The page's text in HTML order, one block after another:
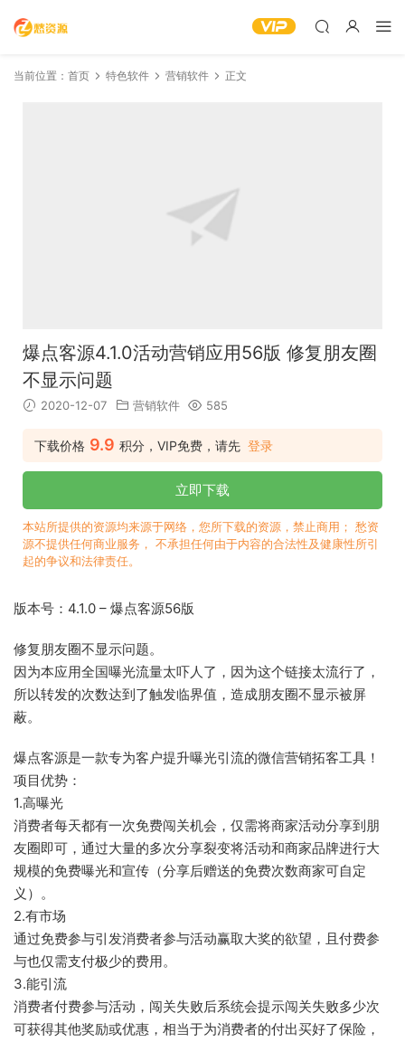
当前位置： 首页 特色软件 营销软件 正文
爆点客源4.1.0活动营销应用56版 修复朋友圈
不显示问题
2020-12-07 营销软件 585
下载价格 9.9 积分，VIP免费，请先 登录
立即下载
本站所提供的资源均来源于网络，您所下载的资源，禁止商用； 愁资
源不提供任何商业服务， 不承担任何由于内容的合法性及健康性所引
起的争议和法律责任。
版本号：4.1.0 – 爆点客源56版
修复朋友圈不显示问题。
因为本应用全国曝光流量太吓人了，因为这个链接太流行了，
所以转发的次数达到了触发临界值，造成朋友圈不显示被屏
蔽。
爆点客源是一款专为客户提升曝光引流的微信营销拓客工具！
项目优势：
1.高曝光
消费者每天都有一次免费闯关机会，仅需将商家活动分享到朋
友圈即可，通过大量的多次分享裂变将活动和商家品牌进行大
规模的免费曝光和宣传（分享后赠送的免费次数商家可自定
义）。
2.有市场
通过免费参与引发消费者参与活动赢取大奖的欲望，且付费参
与也仅需支付极少的费用。
3.能引流
消费者付费参与活动，闯关失败后系统会提示闯关失败多少次
可获得其他奖励或优惠，相当于为消费者的付出买好了保险，